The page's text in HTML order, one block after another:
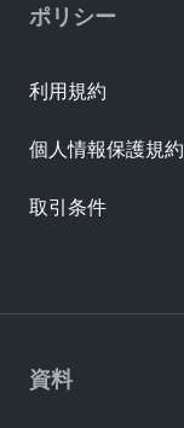
資料
ポリシー
利用規約
個人情報保護規約
取引条件